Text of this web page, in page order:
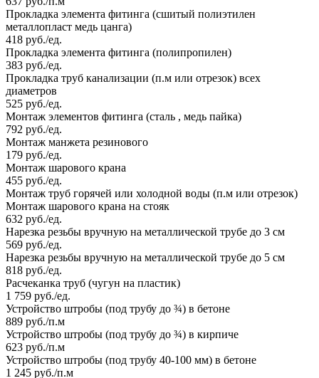
Прокладка элемента фитинга (сшитый полиэтилен
металлопласт медь цанга)
418 руб./ед.
Прокладка элемента фитинга (полипропилен)
383 руб./ед.
Прокладка труб канализации (п.м или отрезок) всех
диаметров
525 руб./ед.
Монтаж элементов фитинга (сталь , медь пайка)
792 руб./ед.
Монтаж манжета резинового
179 руб./ед.
Монтаж шарового крана
455 руб./ед.
Монтаж труб горячей или холодной воды (п.м или отрезок)
Монтаж шарового крана на стояк
632 руб./ед.
Нарезка резьбы вручную на металлической трубе до 3 см
569 руб./ед.
Нарезка резьбы вручную на металлической трубе до 5 см
818 руб./ед.
Расчеканка труб (чугун на пластик)
1 759 руб./ед.
Устройство штробы (под трубу до ¾) в бетоне
889 руб./п.м
Устройство штробы (под трубу до ¾) в кирпиче
623 руб./п.м
Устройство штробы (под трубу 40-100 мм) в бетоне
1 245 руб./п.м